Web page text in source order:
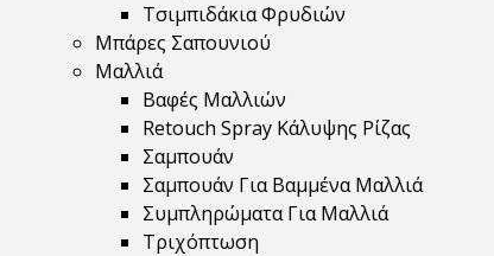
Τσιμπιδάκια Φρυδιών
Μπάρες Σαπουνιού
Μαλλιά
Βαφές Μαλλιών
Retouch Spray Κάλυψης Ρίζας
Σαμπουάν
Σαμπουάν Για Βαμμένα Μαλλιά
Συμπληρώματα Για Μαλλιά
Τριχόπτωση